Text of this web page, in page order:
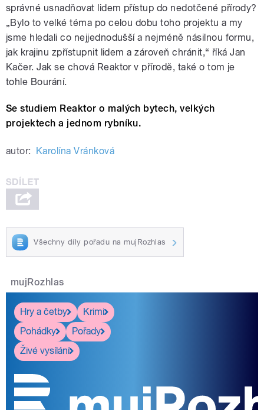
správné usnadňovat lidem přístup do nedotčené přírody?
„Bylo to velké téma po celou dobu toho projektu a my
jsme hledali co nejjednodušší a nejméně násilnou formu,
jak krajinu zpřístupnit lidem a zároveň chránit,“ říká Jan
Kačer. Jak se chová Reaktor v přírodě, také o tom je
tohle Bourání.
Se studiem Reaktor o malých bytech, velkých
projektech a jednom rybníku.
autor: Karolína Vránková
Všechny díly pořadu na mujRozhlas
mujRozhlas
Hry a četby
Krimi
Pohádky
Pořady
Živé vysílání